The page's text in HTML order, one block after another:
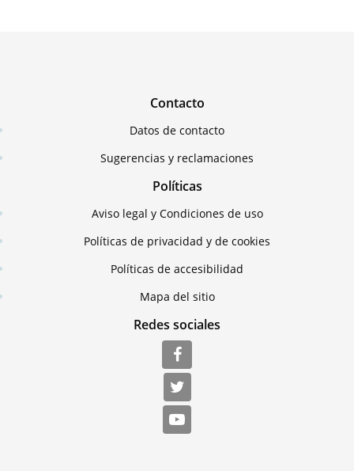
Contacto
Datos de contacto
Sugerencias y reclamaciones
Políticas
Aviso legal y Condiciones de uso
Políticas de privacidad y de cookies
Políticas de accesibilidad
Mapa del sitio
Redes sociales